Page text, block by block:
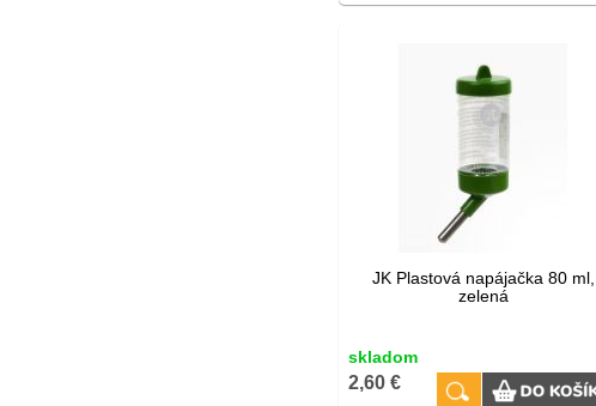
JK Plastová napájačka 80 ml,
zelená
skladom
2,60 €